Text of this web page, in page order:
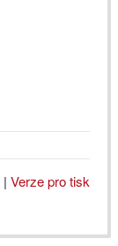
| Verze pro tisk